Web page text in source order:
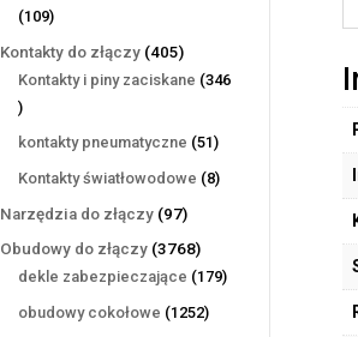
109109
produktów
Kontakty do złączy 405405
produktów
Kontakty i piny zaciskane 346
346
produktów
kontakty pneumatyczne 5151
produktów
Kontakty światłowodowe 88
Narzędzia do złączy 9797
produktów
Obudowy do złączy 37683768
produktów
dekle zabezpieczające 179179
obudowy cokołowe 12521252